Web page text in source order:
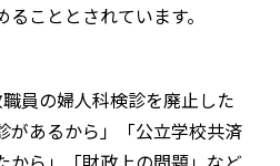
こととされています。
員の婦人科検診を廃止した
があるから」「公立学校共済